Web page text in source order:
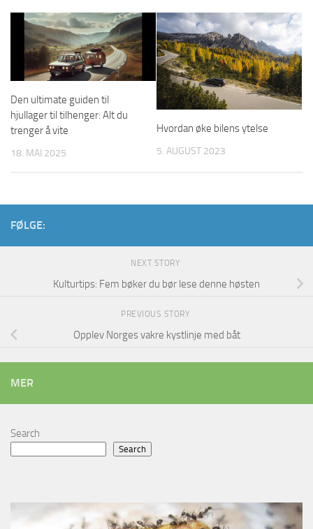
Den ultimate guiden til
hjullager til tilhenger: Alt du
trenger å vite
18. MAI 2025
Hvordan øke bilens ytelse
5. AUGUST 2023
FØLGE:
NEXT STORY
Kulturtips: Fem bøker du bør lese denne høsten
PREVIOUS STORY
Opplev Norges vakre kystlinje med båt
MER
Search
Search